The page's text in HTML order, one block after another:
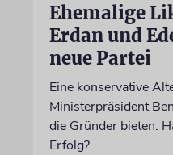
Ehemalige
Erdan und
neue Partei
Eine konservative
Ministerpräsident
die Gründer bieten.
Erfolg?